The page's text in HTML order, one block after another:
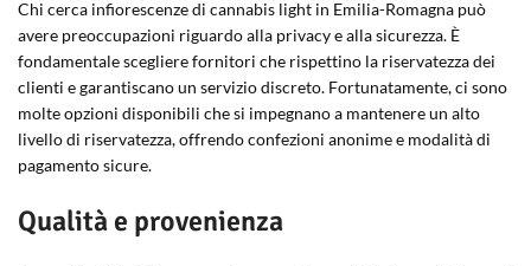
Chi cerca infiorescenze di cannabis light in Emilia-Romagna può
avere preoccupazioni riguardo alla privacy e alla sicurezza. È
fondamentale scegliere fornitori che rispettino la riservatezza dei
clienti e garantiscano un servizio discreto. Fortunatamente, ci sono
molte opzioni disponibili che si impegnano a mantenere un alto
livello di riservatezza, offrendo confezioni anonime e modalità di
pagamento sicure.
Qualità e provenienza